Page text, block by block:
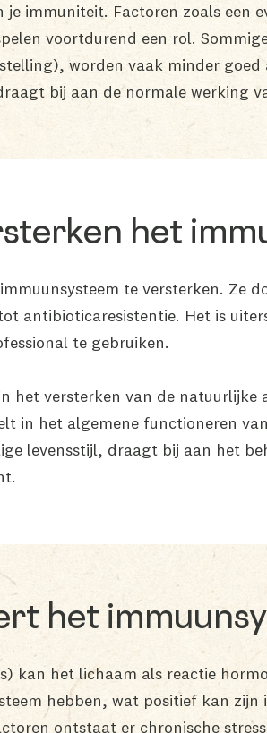
je immuniteit. Factoren zoals
voortdurend een rol.
worden vaak minder
bij aan de normale werking
het
te versterken. Ze
antibioticaresistentie. Het is
te gebruiken.
het versterken van de
in het algemene functioneren
levensstijl, draagt bij aan het
het
kan het lichaam als reactie
hebben, wat positief kan
ontstaat er chronische